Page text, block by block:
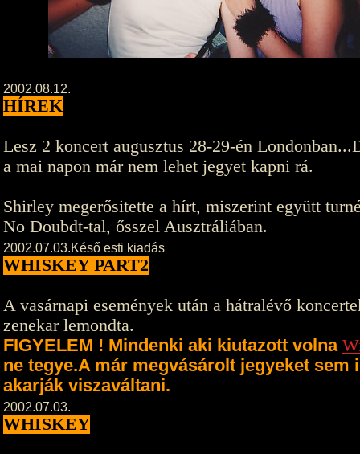
2002.08.12.
HÍREK
Lesz 2 koncert augusztus 28-29-én
a mai napon már nem lehet jegyet kapni rá.
Shirley megerősitette a hírt, miszerint együtt
No Doubdt-tal, ősszel Ausztráliában.
2002.07.03.Késő esti kiadás
WHISKEY PART2
A vasárnapi események után a hátralévő
zenekar lemondta.
FIGYELEM ! Mindenki aki kiutazott volna
ne tegye.A már megvásárolt jegyeket sem
akarják viszaváltani.
2002.07.03.
WHISKEY